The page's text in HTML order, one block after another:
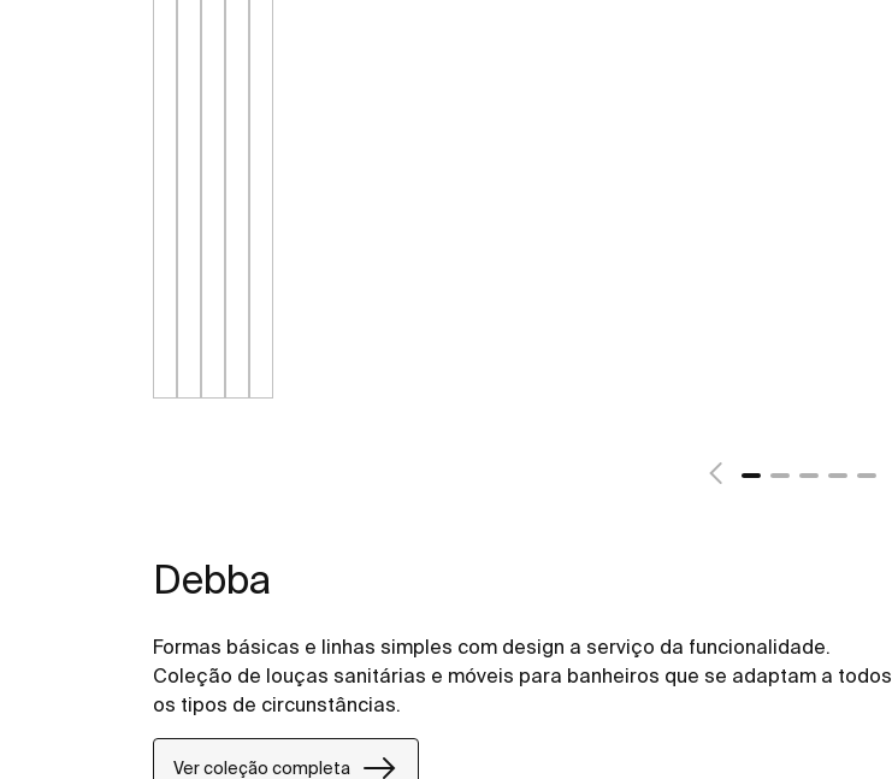
Debba
Formas básicas e linhas simples com design a serviço da funcionalidade.
Coleção de louças sanitárias e móveis para banheiros que se adaptam a todos
os tipos de circunstâncias.
Ver coleção completa